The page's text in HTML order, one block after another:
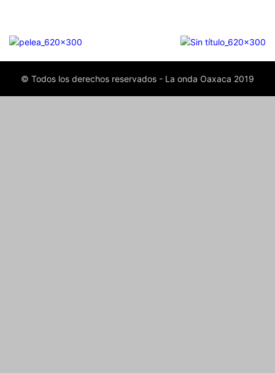
© Todos los derechos reservados - La onda Oaxaca 2019